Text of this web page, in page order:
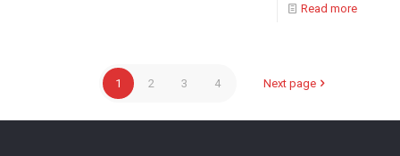
Read more
1 2 3 4 Next page